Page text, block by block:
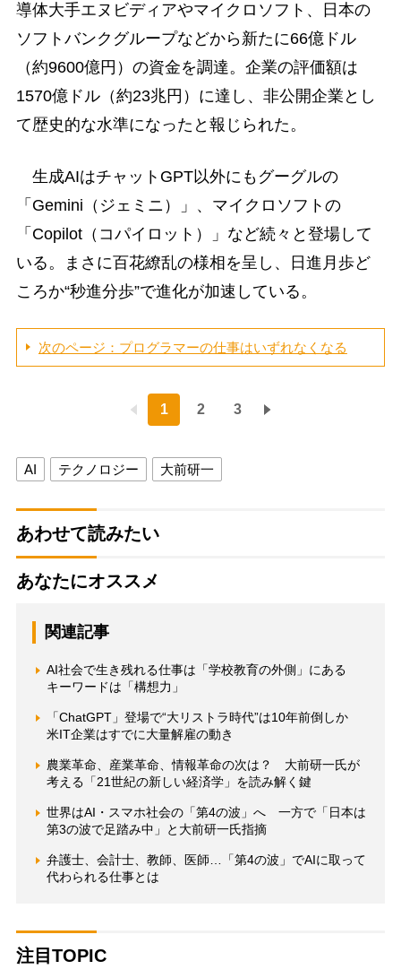
導体大手エヌビディアやマイクロソフト、日本の
ソフトバンクグループなどから新たに66億ドル
（約9600億円）の資金を調達。企業の評価額は
1570億ドル（約23兆円）に達し、非公開企業とし
て歴史的な水準になったと報じられた。
生成AIはチャットGPT以外にもグーグルの
「Gemini（ジェミニ）」、マイクロソフトの
「Copilot（コパイロット）」など続々と登場して
いる。まさに百花繚乱の様相を呈し、日進月歩ど
ころか“秒進分歩”で進化が加速している。
次のページ：プログラマーの仕事はいずれなくなる
1 2 3
AI テクノロジー 大前研一
あわせて読みたい
あなたにオススメ
関連記事
AI社会で生き残れる仕事は「学校教育の外側」にある
キーワードは「構想力」
「ChatGPT」登場で“大リストラ時代”は10年前倒しか
米IT企業はすでに大量解雇の動き
農業革命、産業革命、情報革命の次は？ 大前研一氏が
考える「21世紀の新しい経済学」を読み解く鍵
世界はAI・スマホ社会の「第4の波」へ 一方で「日本は
第3の波で足踏み中」と大前研一氏指摘
弁護士、会計士、教師、医師…「第4の波」でAIに取って
代わられる仕事とは
注目TOPIC